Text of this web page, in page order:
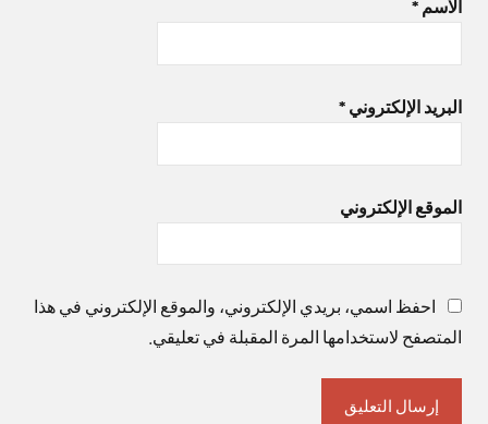
الاسم *
البريد الإلكتروني *
الموقع الإلكتروني
احفظ اسمي، بريدي الإلكتروني، والموقع الإلكتروني في هذا
المتصفح لاستخدامها المرة المقبلة في تعليقي.